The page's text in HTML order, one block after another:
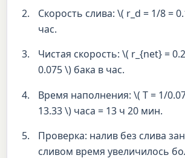
Скорость слива: \( r_d = 1/8 =
час.
Чистая скорость: \( r_{net} =
0.075 \) бака в час.
Время наполнения: \( T = 1/
13.33 \) часа = 13 ч 20 мин.
Проверка: налив без слива
сливом время увеличилось